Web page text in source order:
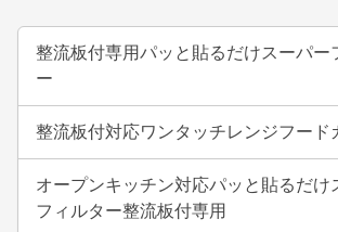
整流板付専用パッと貼るだけスーパー
ー
整流板付対応ワンタッチレンジフード
オープンキッチン対応パッと貼るだけ
フィルター整流板付専用